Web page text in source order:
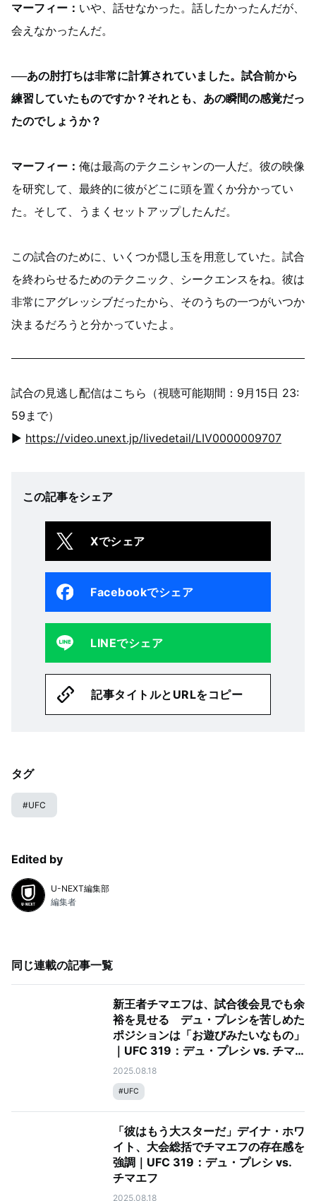
マーフィー： いや、話せなかった。話したかったんだが、
会えなかったんだ。
──あの肘打ちは非常に計算されていました。試合前から
練習していたものですか？それとも、あの瞬間の感覚だっ
たのでしょうか？
マーフィー： 俺は最高のテクニシャンの一人だ。彼の映像
を研究して、最終的に彼がどこに頭を置くか分かってい
た。そして、うまくセットアップしたんだ。
この試合のために、いくつか隠し玉を用意していた。試合
を終わらせるためのテクニック、シークエンスをね。彼は
非常にアグレッシブだったから、そのうちの一つがいつか
決まるだろうと分かっていたよ。
試合の見逃し配信はこちら（視聴可能期間：9月15日 23:
59まで）
▶ https://video.unext.jp/livedetail/LIV0000009707
この記事をシェア
Xでシェア
Facebookでシェア
LINEでシェア
記事タイトルとURLをコピー
タグ
#UFC
Edited by
U-NEXT編集部
編集者
同じ連載の記事一覧
新王者チマエフは、試合後会見でも余
裕を見せる デュ・プレシを苦しめた
ポジションは「お遊びみたいなもの」
｜UFC 319：デュ・プレシ vs. チマ
エフ
2025.08.18
#UFC
「彼はもう大スターだ」デイナ・ホワ
イト、大会総括でチマエフの存在感を
強調｜UFC 319：デュ・プレシ vs.
チマエフ
2025.08.18